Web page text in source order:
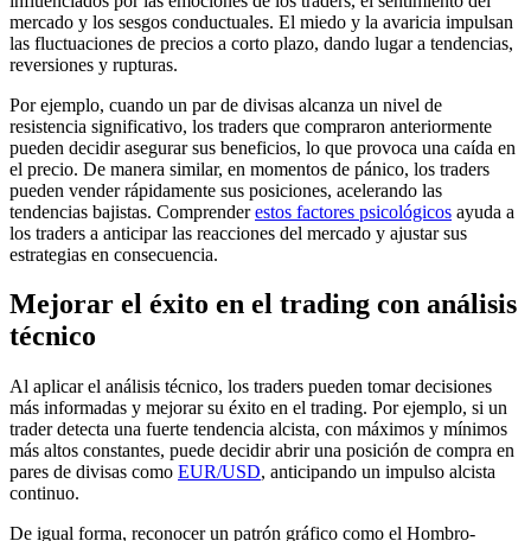
mercado y los sesgos conductuales. El miedo y la avaricia impulsan
las fluctuaciones de precios a corto plazo, dando lugar a tendencias,
reversiones y rupturas.
Por ejemplo, cuando un par de divisas alcanza un nivel de
resistencia significativo, los traders que compraron anteriormente
pueden decidir asegurar sus beneficios, lo que provoca una caída en
el precio. De manera similar, en momentos de pánico, los traders
pueden vender rápidamente sus posiciones, acelerando las
tendencias bajistas. Comprenderestos factores psicológicos ayuda a
los traders a anticipar las reacciones del mercado y ajustar sus
estrategias en consecuencia.
Mejorar el éxito en el trading con análisis
técnico
Al aplicar el análisis técnico, los traders pueden tomar decisiones
más informadas y mejorar su éxito en el trading. Por ejemplo, si un
trader detecta una fuerte tendencia alcista, con máximos y mínimos
más altos constantes, puede decidir abrir una posición de compra en
pares de divisas como EUR/USD, anticipando un impulso alcista
continuo.
De igual forma, reconocer un patrón gráfico como el Hombro-